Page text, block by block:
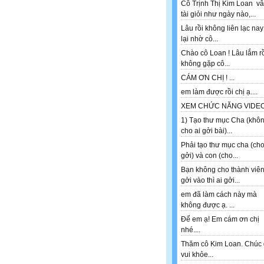
Cô Trịnh Thị Kim Loan
tài giỏi như ngày nào,...
Lâu rồi không liên lạc
lại nhờ cô...
Chào cô Loan ! Lâu lắm
không gặp cô...
CÁM ƠN CHỊ ! ...
em làm được rồi chị ạ....
XEM CHỨC NĂNG
1) Tạo thư mục Cha
cho ai gởi bài)...
Phải tạo thư mục cha (cho
gởi) và con (cho...
Bạn không cho thành viên
gởi vào thì ai gởi...
em đã làm cách này mà
không được ạ. ...
Để em ạ! Em cám ơn chị
nhé....
Thăm cô Kim Loan. Chúc
vui khỏe...